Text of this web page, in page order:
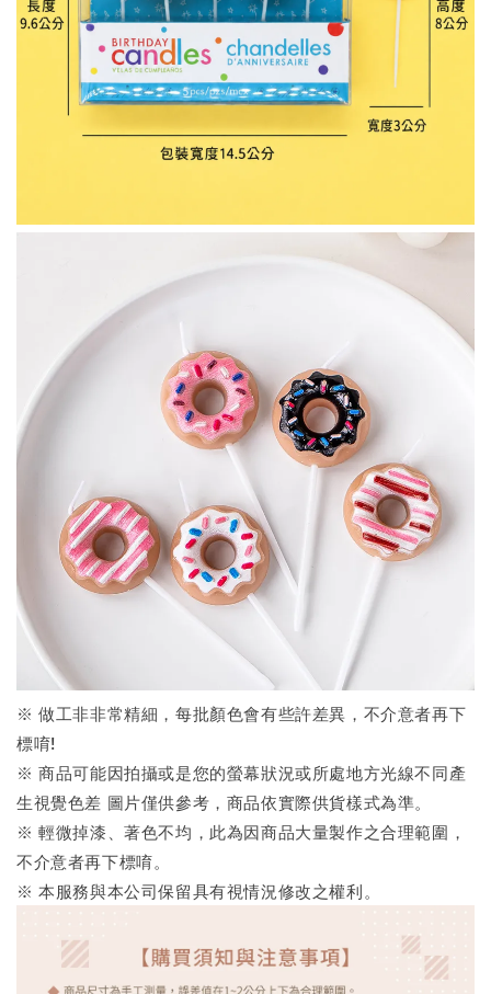
※ 做工非非常精細，每批顏色會有些許差異，不介意者再下
標唷!
※ 商品可能因拍攝或是您的螢幕狀況或所處地方光線不同產
生視覺色差 圖片僅供參考，商品依實際供貨樣式為準。
※ 輕微掉漆、著色不均，此為因商品大量製作之合理範圍，
不介意者再下標唷。
※ 本服務與本公司保留具有視情況修改之權利。